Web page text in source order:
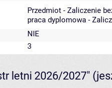
Przedmiot - Zaliczenie
praca dyplomowa -
NIE
3
letni 2026/2027"